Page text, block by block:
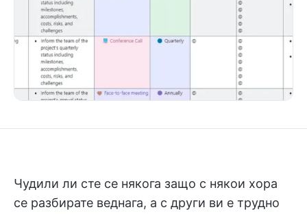
Чудили ли сте се някога защо с някои хора
се разбирате веднага, а с други ви е трудно